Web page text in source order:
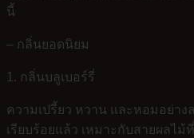
นี้
– กลิ่นยอดนิยม
1. กลิ่นบลูเบอร์รี่
ความเปรี้ยว หวาน และหอมอย่า
เรียบร้อยแล้ว เหมาะกับสายผลไ